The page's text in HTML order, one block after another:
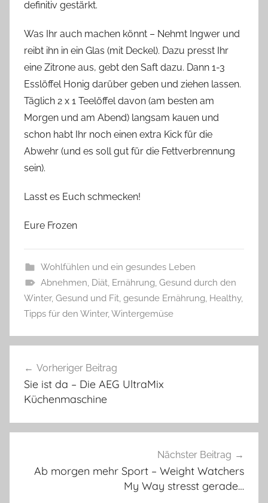
definitiv gestärkt.
Was Ihr auch machen könnt – Nehmt Ingwer und
reibt ihn in ein Glas (mit Deckel). Dazu presst Ihr
eine Zitrone aus, gebt den Saft dazu. Dann 1-3
Esslöffel Honig darüber geben und ziehen lassen.
Täglich 2 x 1 Teelöffel davon (am besten am
Morgen und am Abend) langsam kauen und
schon habt Ihr noch einen extra Kick für die
Abwehr (und es soll gut für die Fettverbrennung
sein).
Lasst es Euch schmecken!
Eure Frozen
Wohlfühlen und ein gesundes Leben
Abnehmen, Diät, Ernährung, Gesund durch den
Winter, Gesund und Fit, gesunde Ernährung, Healthy,
Tipps für den Winter,Wintergemüse
Vorheriger Beitrag
Sie ist da – Die AEG UltraMix
Küchenmaschine
Nächster Beitrag
Ab morgen mehr Sport – Weight Watchers
My Way stresst gerade…